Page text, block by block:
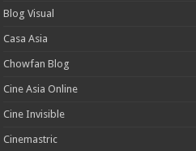
Blog Visual
Casa Asia
Chowfan Blog
Cine Asia Online
Cine Invisible
Cinemastric